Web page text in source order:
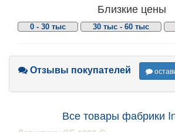
Близкие цены
0 - 30 тыс 30 тыс - 60 тыс
Отзывы покупателей
Все товары фабрики